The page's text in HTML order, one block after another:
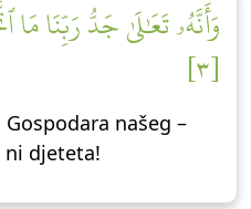
وَأَنَّهُۥ تَعَٰلَىٰ جَدُّ رَبِّنَا
[٣]
našeg –
ni djeteta!